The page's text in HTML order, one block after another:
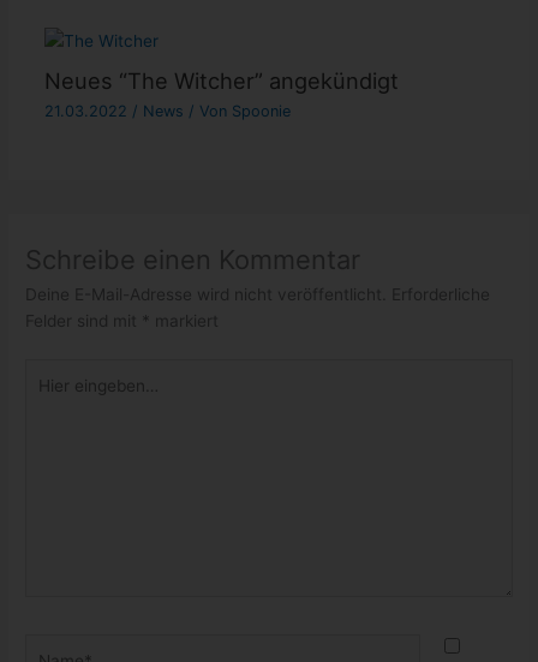
Neues “The Witcher” angekündigt
21.03.2022 / News / Von Spoonie
Schreibe einen Kommentar
Deine E-Mail-Adresse wird nicht veröffentlicht.
Erforderliche
Felder sind mit * markiert
eingeben…